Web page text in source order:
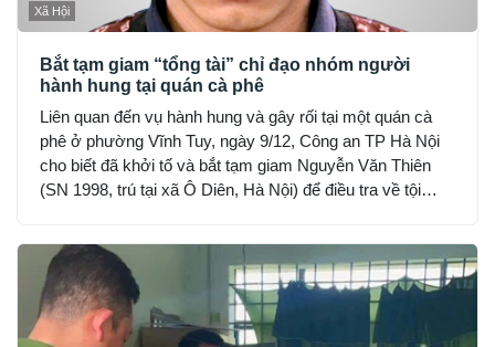
Xã Hội
Bắt tạm giam “tổng tài” chỉ đạo nhóm người
hành hung tại quán cà phê
Liên quan đến vụ hành hung và gây rối tại một quán cà
phê ở phường Vĩnh Tuy, ngày 9/12, Công an TP Hà Nội
cho biết đã khởi tố và bắt tạm giam Nguyễn Văn Thiên
(SN 1998, trú tại xã Ô Diên, Hà Nội) để điều tra về tội